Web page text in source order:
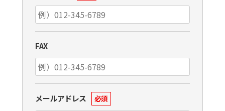
FAX
メールアドレス 必須